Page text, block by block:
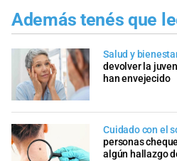
Además tenés que
Salud y
devolver la
han envejecido
Cuidado con el
personas
algún hallazgo